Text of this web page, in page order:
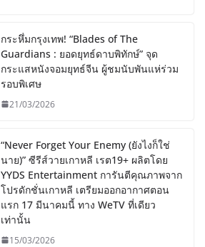
กระหึ่มกรุงเทพ! “Blades of The
Guardians : ยอดยุทธ์ดาบพิทักษ์” จุด
กระแสหนังจอมยุทธ์จีน ผู้ชมนับพันแห่ร่วม
รอบพิเศษ
21/03/2026
“Never Forget Your Enemy (ยังไงก็ใช่
นาย)” ซีรีส์วายเกาหลี เรต19+ ผลิตโดย
YYDS Entertainment การันตีคุณภาพจาก
โปรดักชั่นเกาหลี เตรียมออกอากาศตอน
แรก 17 มีนาคมนี้ ทาง WeTV ที่เดียว
เท่านั้น
15/03/2026